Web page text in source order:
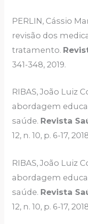
PERLIN, Cássio
revisão dos
tratamento.
341-348, 2019.
RIBAS, João Luiz
abordagem
saúde. Revista
12, n. 10, p. 6-17,
RIBAS, João Luiz
abordagem
saúde. Revista
12, n. 10, p. 6-17,